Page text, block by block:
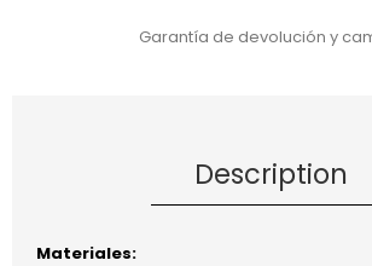
Garantía de devolución y
Description
Materiales: